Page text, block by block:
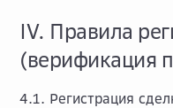
IV. Правила
(верификация
4.1. Регистрация